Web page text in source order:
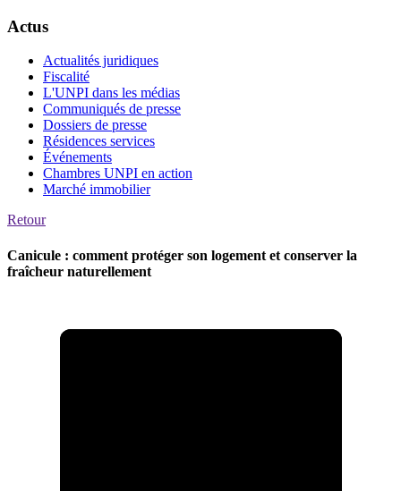
Actus
Actualités juridiques
Fiscalité
L'UNPI dans les médias
Communiqués de presse
Dossiers de presse
Résidences services
Événements
Chambres UNPI en action
Marché immobilier
Retour
Canicule : comment protéger son logement et conserver la
fraîcheur naturellement